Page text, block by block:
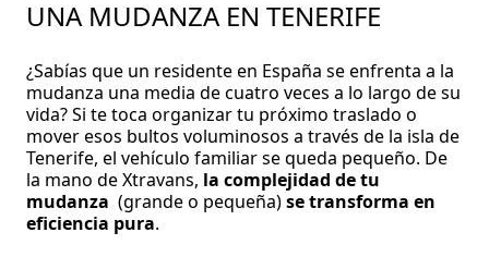
UNA MUDANZA EN TENERIFE
¿Sabías que un residente en España se enfrenta a la
mudanza una media de cuatro veces a lo largo de su
vida? Si te toca organizar tu próximo traslado o
mover esos bultos voluminosos a través de la isla de
Tenerife, el vehículo familiar se queda pequeño. De
la mano de Xtravans, la complejidad de tu
mudanza (grande o pequeña)se transforma en
eficiencia pura.